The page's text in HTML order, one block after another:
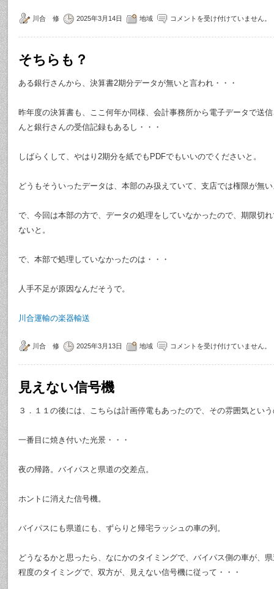
川合 修 2025年3月14日 地域 コメントを受け付けていません。
そちらも？
ある銀行さんから、決算書2期分データが無いと言われ・・・
昨年度の決算書も、ここ何年か同様、会計事務所から電子データで送
んと銀行さんの受信記録もあるし・・・
しばらくして、やはり2期分を紙でもPDFでもいいのでくださいと。
どうもそういったデータは、本部のみ扱えていて、支店では権限が無
で、今回は本部の方で、データの処理をしていなかったので、期限切
ないと。
で、本部で処理していなかったのは・・・
人手不足が原因なんだそうで。
川合運輸の楽器輸送
川合 修 2025年3月13日 地域 コメントを受け付けていません。
見えない信号機
３．１１の後には、こちらは計画停電もあったので、その雰囲気とい
一番目に焼き付いた光景・・・
夜の帰路。バイパスと県道の交差点。
ホントに消えた信号機。
バイパスにも県道にも、ずらりと帰宅ラッシュの車の列。
どうなるかと思ったら、なにかのタイミングで、バイパス側の車が、
程度のタイミングで、双方が、見えない信号機に従って・・・